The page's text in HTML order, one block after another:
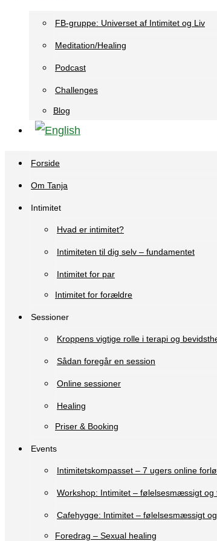
FB-gruppe: Universet af Intimitet og Liv
Meditation/Healing
Podcast
Challenges
Blog
Forside
Om Tanja
Intimitet
Hvad er intimitet?
Intimiteten til dig selv – fundamentet
Intimitet for par
Intimitet for forældre
Sessioner
Kroppens vigtige rolle i terapi og
Sådan foregår en session
Online sessioner
Healing
Priser & Booking
Events
Intimitetskompasset – 7 ugers online
Workshop: Intimitet – følelsesmæssigt og
Cafehygge: Intimitet – følelsesmæssigt
Foredrag – Sexual healing